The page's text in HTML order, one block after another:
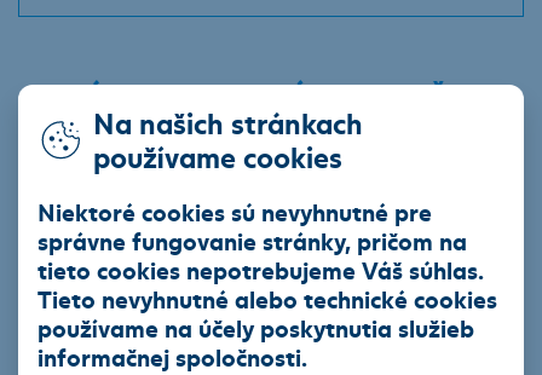
ZÍSKAJTE NAJVÝHODNEJŠIE
FINANCOVANIE
vozidla a financovaním, zohľadňujúc vaše potreby a
možnosti. Môžete využiť aj krátkodobé cenové zvýhodnenia
na vybrané modely.
Meno Priezvisko
Na našich stránkach
používame cookies
Niektoré cookies sú nevyhnutné pre
správne fungovanie stránky, pričom na
tieto cookies nepotrebujeme Váš súhlas.
Tieto nevyhnutné alebo technické cookies
používame na účely poskytnutia služieb
informačnej spoločnosti.